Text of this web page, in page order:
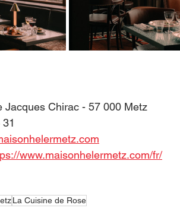
Jacques Chirac - 57 000 Metz
www.maisonhelermetz.com/fr/
La Cuisine de Rose